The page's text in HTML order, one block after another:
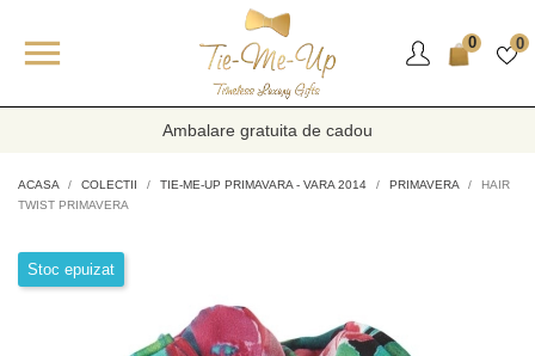
 0 0
Ambalare gratuita de cadou
ACASA COLECTII TIE-ME-UP PRIMAVARA - VARA 2014 PRIMAVERA
HAIR
TWIST PRIMAVERA
Stoc epuizat